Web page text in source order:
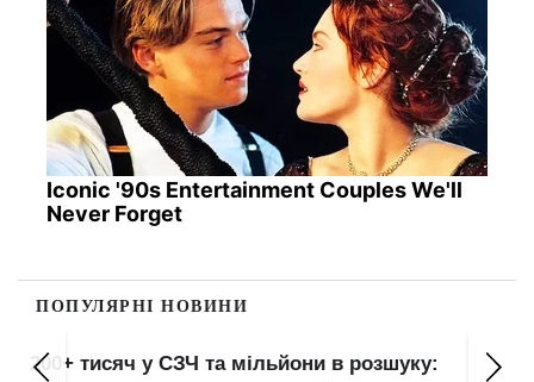
Iconic '90s Entertainment Couples We'll
Never Forget
ПОПУЛЯРНІ НОВИНИ
Проїзд 16 грн карткою, 26 — QR-кодом: нові